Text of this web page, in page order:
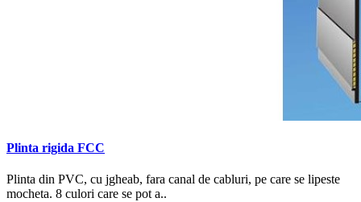
Plinta rigida FCC
Plinta din PVC, cu jgheab, fara canal de cabluri, pe care se lipeste
mocheta. 8 culori care se pot a..